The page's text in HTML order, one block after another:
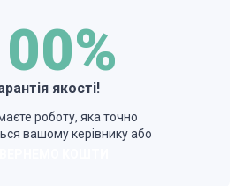
якості!
роботу, яка точно
вашому керівнику або